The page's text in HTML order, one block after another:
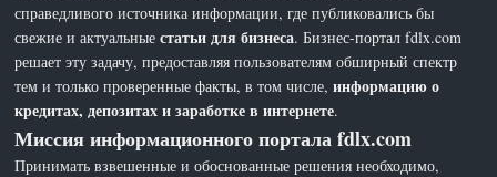
справедливого источника информации, где публиковались бы
свежие и актуальныестатьи для бизнеса. Бизнес-портал fdlx.com
решает эту задачу, предоставляя пользователям обширный спектр
тем и только проверенные факты, в том числе,информацию о
кредитах, депозитах и заработке в интернете.
Миссия информационного портала fdlx.com
Принимать взвешенные и обоснованные решения необходимо,